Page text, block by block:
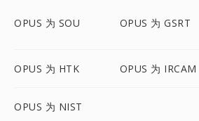
OPUS 为 SOU OPUS 为 GSRT
OPUS 为 HTK OPUS 为 IRCAM
OPUS 为 NIST